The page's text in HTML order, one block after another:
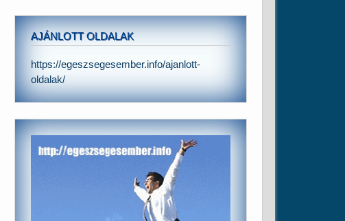
AJÁNLOTT OLDALAK
https://egeszsegesember.info/ajanlott-
oldalak/